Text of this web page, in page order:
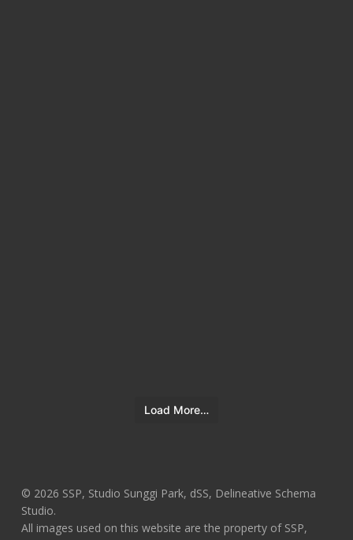
Load More…
© 2026 SSP, Studio Sunggi Park, dSS, Delineative Schema
Studio.
All images used on this website are the property of SSP,